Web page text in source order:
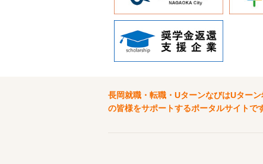
長岡就職・転職・UターンなびはUター
の皆様をサポートするポータルサイトです